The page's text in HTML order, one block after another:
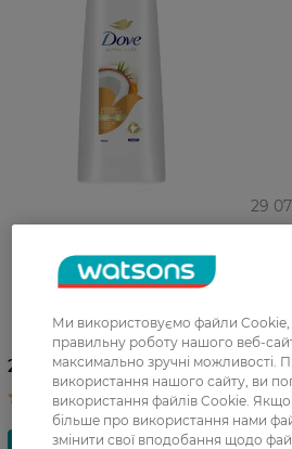
Шампунь для волосся Dove
Відновлення Кокос 400 мл
219,99 ГРН
29
Ми використовуємо файли Cookie,
правильну роботу нашого веб-
максимально зручні можливості.
використання нашого сайту, ви
використання файлів Cookie. Якщо
більше про використання нами
змінити свої вподобання щодо